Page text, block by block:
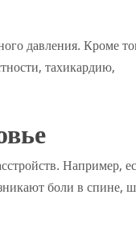
давления. Кроме
тахикардию,
Например,
боли в спине,